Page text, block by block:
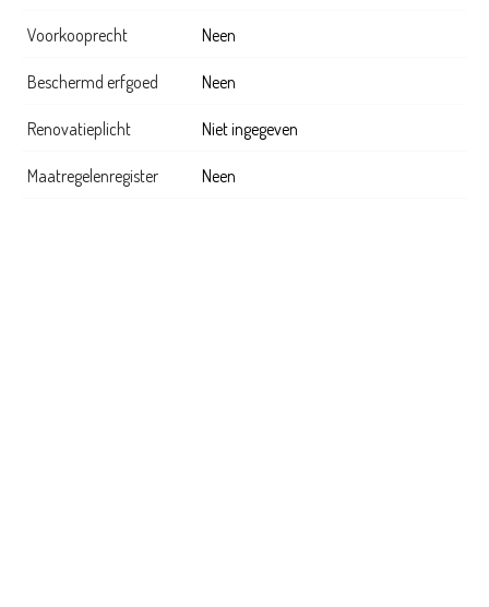
Voorkooprecht Neen
Beschermd erfgoed Neen
Renovatieplicht Niet ingegeven
Maatregelenregister Neen